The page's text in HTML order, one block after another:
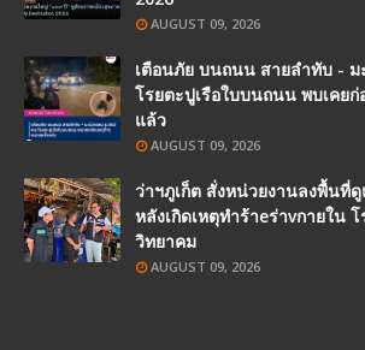
AUGUST 09, 2026
เตือนภัย บนถนน สายลำทับ - ม
โรยตะปูเรือใบบนถนน พบเคย
แล้ว
AUGUST 09, 2026
ว่าฯภูเก็ต สั่งหน่วยงานลงพื้นที่
หลังเกิดเหตุทำร้าeร่าvกายใน โ
วิทยาคม
AUGUST 09, 2026